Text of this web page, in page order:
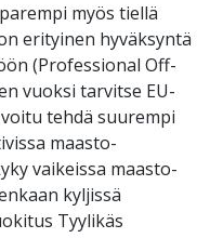
myös tiellä
erityinen hyväksyntä
(Professional Off-
vuoksi tarvitse EU-
tehdä suurempi
maasto-
vaikeissa maasto-
kyljissä
Tyylikäs